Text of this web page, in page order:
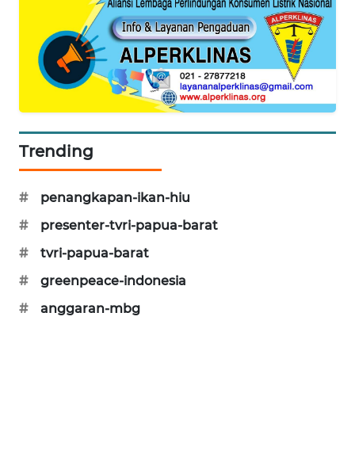
Trending
#
penangkapan-ikan-hiu
#
presenter-tvri-papua-barat
#
tvri-papua-barat
#
greenpeace-indonesia
#
anggaran-mbg